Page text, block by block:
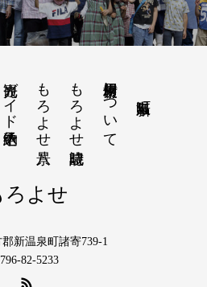
素材使用について
もろよせ歳時記
もろよせ八景
観光ガイド予約申込
ろよせ
新温泉町諸寄739-1
82-5233